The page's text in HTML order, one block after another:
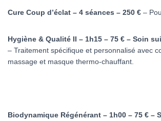
Cure Coup d’éclat – 4 séances – 250 € –
Hygiène & Qualité II – 1h15 – 75 € – Soin
– Traitement spécifique et personnalisé avec
massage et masque thermo-chauffant.
Biodynamique Régénérant – 1h00 – 75 € –